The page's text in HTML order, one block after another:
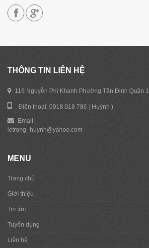
THÔNG TIN LIÊN HỆ
116 Nguyễn Phi Khanh Phường Tân Định Quận 1
Điện thoại: 0918 018 786 ( Huỳnh )
Email:
letrong_huynh@yahoo.com
MENU
Trang chủ
Giới thiệu
Tin tức
Tuyển dụng
Liên hệ